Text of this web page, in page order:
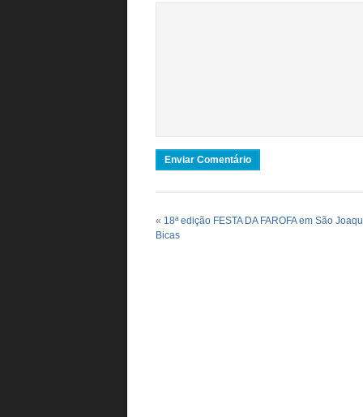
« 18ª edição FESTA DA FAROFA em São
Bicas